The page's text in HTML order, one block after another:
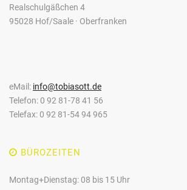
Realschulgäßchen 4
95028 Hof/Saale · Oberfranken
eMail: info@tobiasott.de
Telefon: 0 92 81-78 41 56
Telefax: 0 92 81-54 94 965
BÜROZEITEN
Montag+Dienstag: 08 bis 15 Uhr